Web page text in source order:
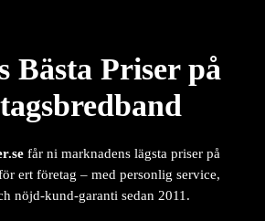
Bästa Priser på
får ni marknadens lägsta priser på
ert företag – med personlig service,
nöjd-kund-garanti sedan 2011.